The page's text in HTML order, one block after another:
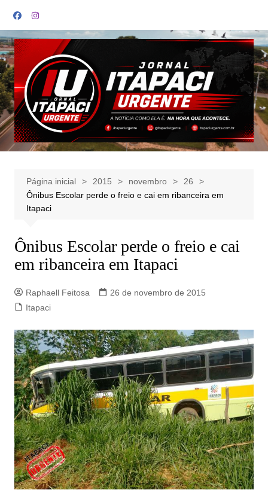
para
o
conteúdo
Página inicial 2015 novembro
26
Ônibus Escolar perde o freio e cai em ribanceira em
Itapaci
Ônibus Escolar perde o freio e cai
em ribanceira em Itapaci
Raphaell Feitosa
26 de novembro de 2015
Itapaci